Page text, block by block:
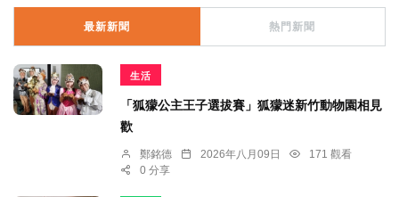
最新新聞 熱門新聞
生活
「狐獴公主王子選拔賽」狐獴迷新竹動物園相見
歡
鄭銘德 2026年八月09日
171 觀看
0 分享